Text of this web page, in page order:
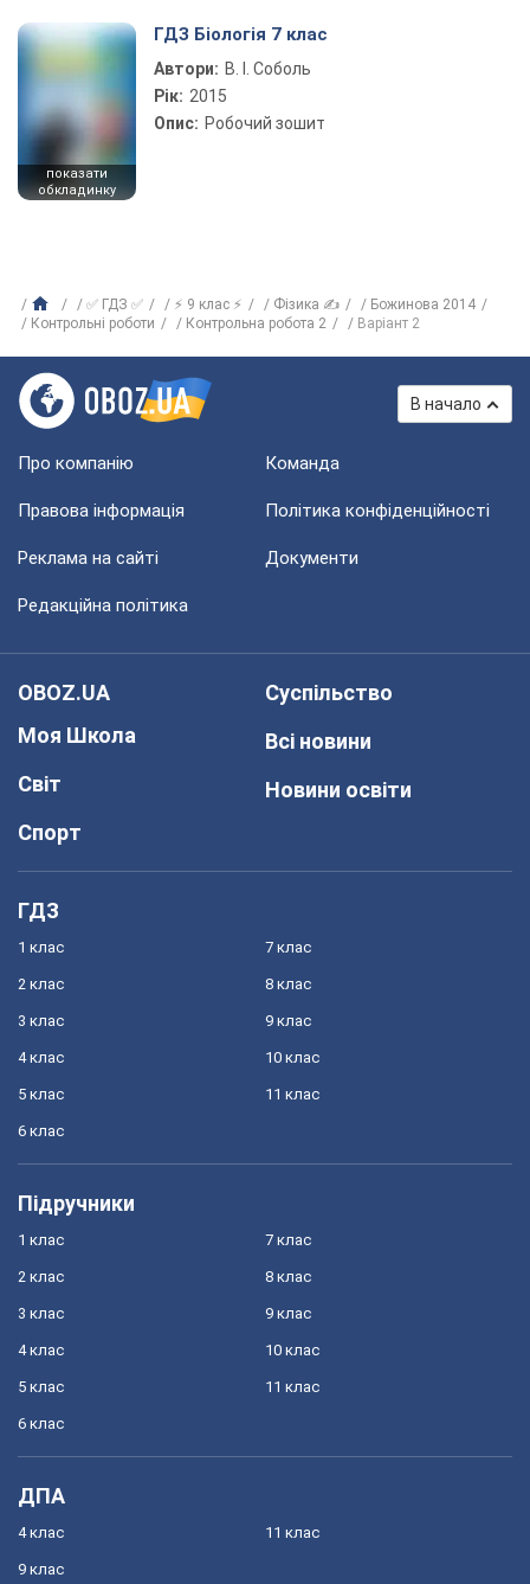
показати
обкладинку
ГДЗ Біологія 7 клас
Автори: В. І. Соболь
Рік: 2015
Опис: Робочий зошит
✅ ГДЗ ✅ ⚡ 9 клас ⚡ Фізика ✍
Божинова 2014
Контрольні роботи
Контрольна робота 2 Варіант 2
В начало
Про компанію Команда
Правова інформація Політика конфіденційності
Реклама на сайті Документи
Редакційна політика
OBOZ.UA
Моя Школа
Світ
Спорт
Суспільство
Всі новини
Новини освіти
ГДЗ
1 клас
2 клас
3 клас
4 клас
5 клас
6 клас
7 клас
8 клас
9 клас
10 клас
11 клас
Підручники
1 клас
2 клас
3 клас
4 клас
5 клас
6 клас
7 клас
8 клас
9 клас
10 клас
11 клас
ДПА
4 клас
9 клас
11 клас